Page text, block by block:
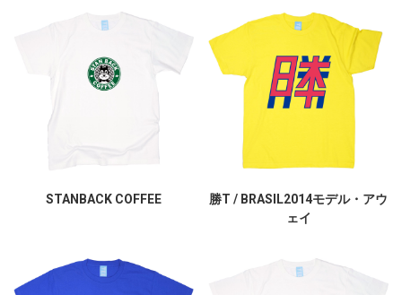
STANBACK COFFEE
勝T / BRASIL2014モデル・アウ
ェイ